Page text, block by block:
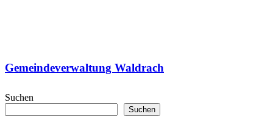
Gemeindeverwaltung Waldrach
Suchen
Suchen